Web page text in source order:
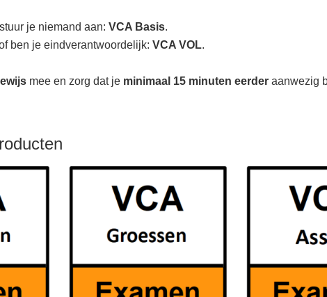
je niemand aan: VCA Basis.
ben je eindverantwoordelijk: VCA VOL.
mee en zorg dat je minimaal 15 minuten eerder aanwezig
Prijsklasse:
€ 85,00
tot
€ 95,00
€